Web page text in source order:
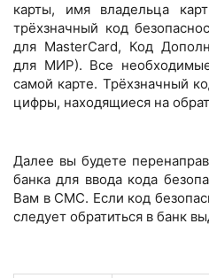
карты, имя владельца
трёхзначный код
для MasterCard, Код
для МИР). Все
самой карте. Трёхзначный
цифры, находящиеся на
Далее вы будете
банка для ввода кода
Вам в СМС. Если код
следует обратиться в банк